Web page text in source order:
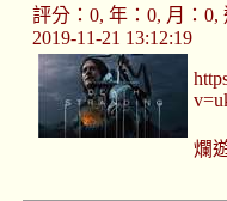
評分：0, 年：0, 月：0,
2019-11-21 13:12:19
爛